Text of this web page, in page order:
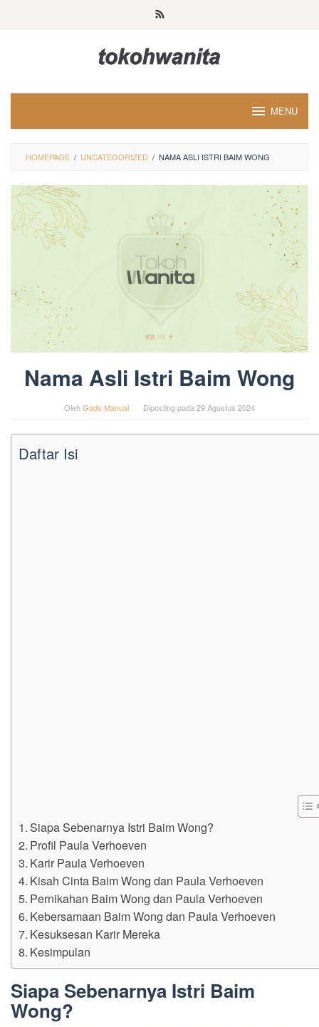
MENU
HOMEPAGE / UNCATEGORIZED / NAMA ASLI ISTRI BAIM WONG
Nama Asli Istri Baim Wong
OlehGads Manual Diposting pada 29 Agustus 2024
Daftar Isi
Siapa Sebenarnya Istri Baim Wong?
Profil Paula Verhoeven
Karir Paula Verhoeven
Kisah Cinta Baim Wong dan Paula Verhoeven
Pernikahan Baim Wong dan Paula Verhoeven
Kebersamaan Baim Wong dan Paula Verhoeven
Kesuksesan Karir Mereka
Kesimpulan
Siapa Sebenarnya Istri Baim
Wong?